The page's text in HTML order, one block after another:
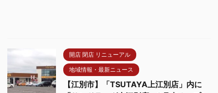
開店 閉店 リニューアル
地域情報・最新ニュース
【江別市】「TSUTAYA上江別店」内に